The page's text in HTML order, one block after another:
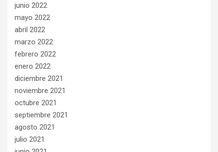
junio 2022
mayo 2022
abril 2022
marzo 2022
febrero 2022
enero 2022
diciembre 2021
noviembre 2021
octubre 2021
septiembre 2021
agosto 2021
julio 2021